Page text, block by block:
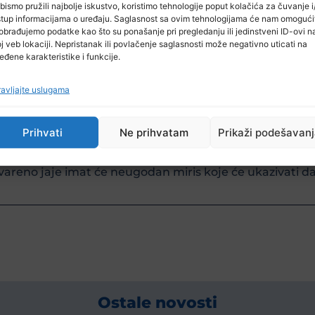
pružili najbolje iskustvo, koristimo tehnologije poput kolačića za čuvanje
informacijama o uređaju. Saglasnost sa ovim tehnologijama će nam
podatke kao što su ponašanje pri pregledanju ili jedinstveni ID-ovi
veb lokaciji. Nepristanak ili povlačenje saglasnosti može negativno uticati na
karakteristike i funkcije.
uslugama
Prihvati Ne prihvatam Prikaži
upotrijebiti isti dan kako bi bili sigurni da su
ili plastičnu vrećicu koja se može zatvoriti i
pogledajte da li ljuska pod prstima djeluje
jaje imat će neugodan miris koje će ukazivati
Ostale novosti